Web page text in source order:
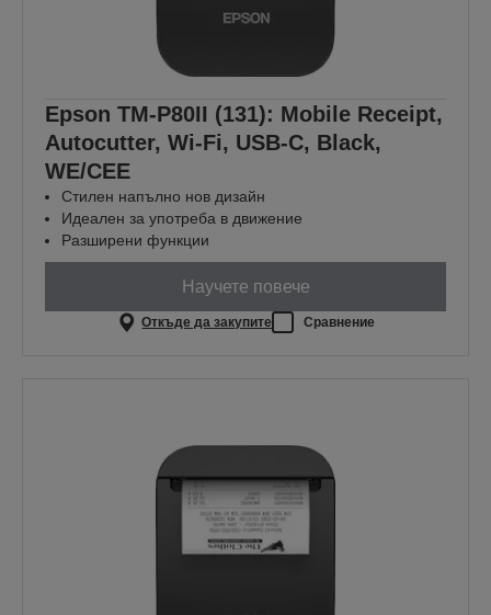
Epson TM-P80II (131): Mobile Receipt,
Autocutter, Wi-Fi, USB-C, Black,
WE/CEE
Стилен напълно нов дизайн
Идеален за употреба в движение
Разширени функции
Научете повече
Откъде да закупите Сравнение